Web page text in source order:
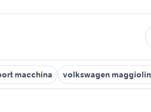
macchina volkswagen